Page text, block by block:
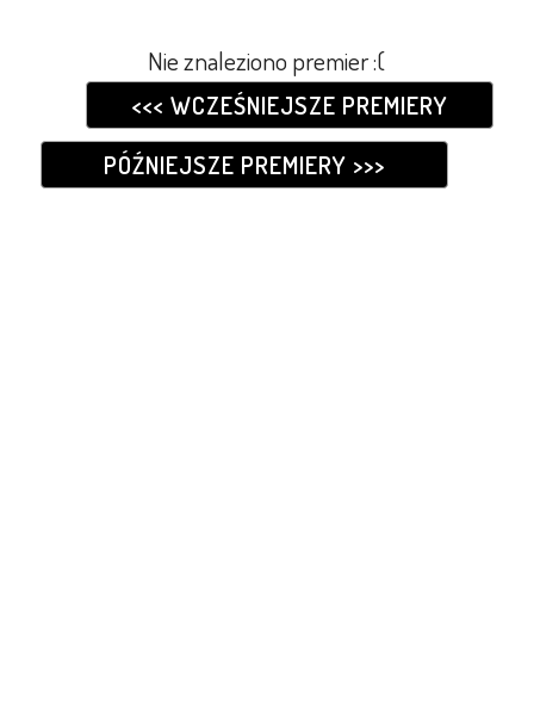
Nie znaleziono premier :(
<<< WCZEŚNIEJSZE PREMIERY
PÓŹNIEJSZE PREMIERY >>>